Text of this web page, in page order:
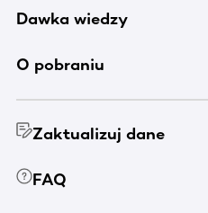
Dawka wiedzy
O pobraniu
Zaktualizuj dane
FAQ